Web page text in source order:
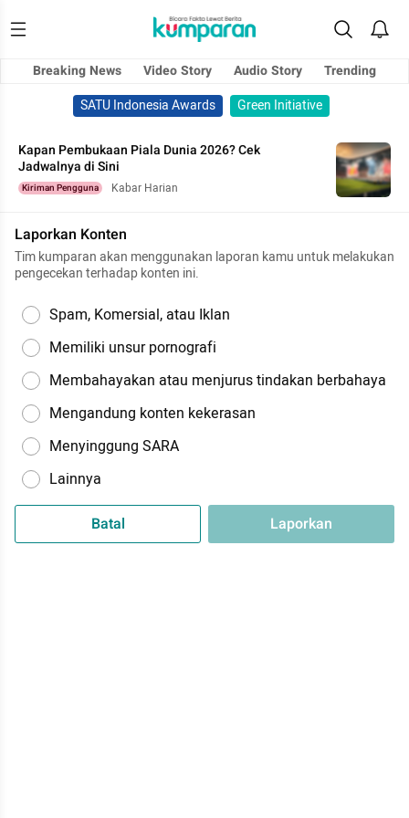
Breaking News Video Story Audio Story
Trending
SATU Indonesia Awards
Green Initiative
Kapan Pembukaan Piala Dunia 2026? Cek
Jadwalnya di Sini
Kiriman Pengguna Kabar Harian
Laporkan Konten
Tim kumparan akan menggunakan laporan kamu untuk melakukan
pengecekan terhadap konten ini.
Spam, Komersial, atau Iklan
Memiliki unsur pornografi
Membahayakan atau menjurus tindakan berbahaya
Mengandung konten kekerasan
Menyinggung SARA
Lainnya
Batal Laporkan